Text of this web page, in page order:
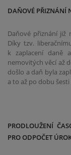
DAŇOVÉ PŘIZNÁNÍ
Daňové přiznání již
Díky tzv.
k zaplacení daně
nemovitých věcí až
došlo a daň byla
a to až po dobu
PRODLOUŽENÍ
PRO ODPOČET